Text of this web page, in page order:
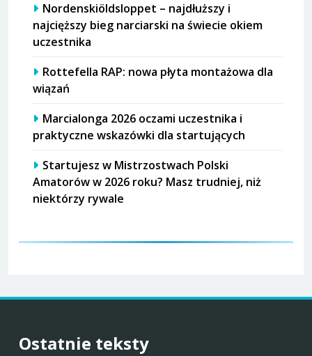
Nordenskiöldsloppet – najdłuższy i
najcięższy bieg narciarski na świecie okiem
uczestnika
Rottefella RAP: nowa płyta montażowa dla
wiązań
Marcialonga 2026 oczami uczestnika i
praktyczne wskazówki dla startujących
Startujesz w Mistrzostwach Polski
Amatorów w 2026 roku? Masz trudniej, niż
niektórzy rywale
Ostatnie teksty